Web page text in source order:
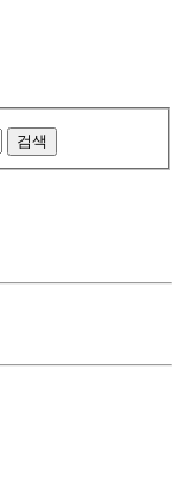
검색